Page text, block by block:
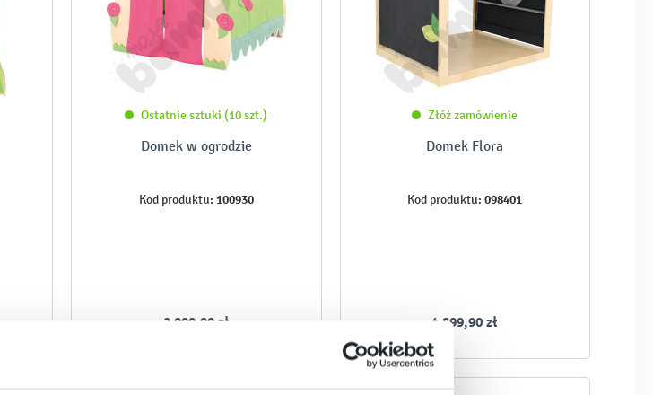
Ostatnie sztuki (10 szt.)
Domek w ogrodzie
Kod produktu: 100930
2 999,90 zł
Złóż zamówienie
Domek Flora
Kod produktu: 098401
4 899,90 zł